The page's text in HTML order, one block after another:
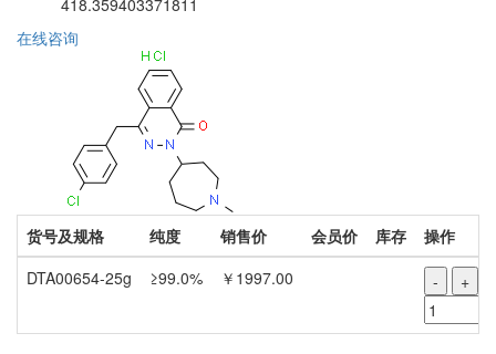
418.359403371811
在线咨询
货号及规格 纯度 销售价 会员价 库存
操作
DTA00654-25g
≥99.0% ￥1997.00 - +